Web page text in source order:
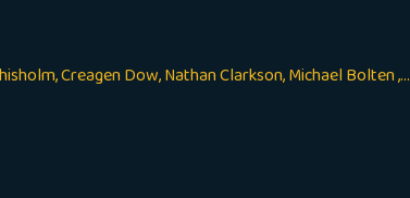
Creagen Dow, Nathan Clarkson, Michael Bolten ,...